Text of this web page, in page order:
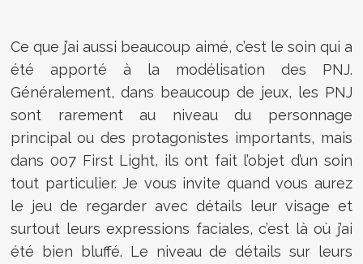
Ce que j’ai aussi beaucoup aimé, c’est le soin qui a
été apporté à la modélisation des PNJ.
Généralement, dans beaucoup de jeux, les PNJ
sont rarement au niveau du personnage
principal ou des protagonistes importants, mais
dans 007 First Light, ils ont fait l’objet d’un soin
tout particulier. Je vous invite quand vous aurez
le jeu de regarder avec détails leur visage et
surtout leurs expressions faciales, c’est là où j’ai
été bien bluffé. Le niveau de détails sur leurs